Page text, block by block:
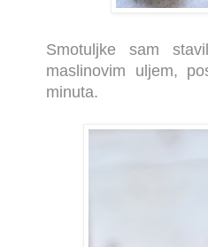
Smotuljke sam
maslinovim uljem,
minuta.